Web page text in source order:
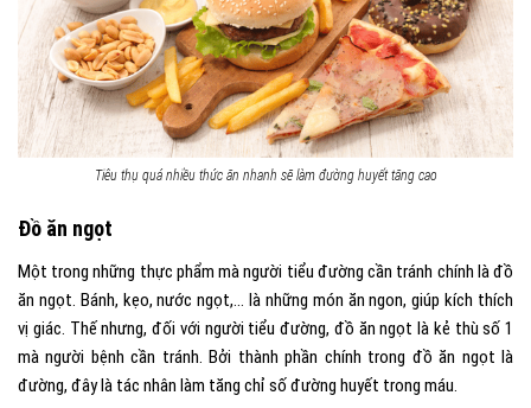
Tiêu thụ quá nhiều thức ăn nhanh sẽ làm đường huyết tăng cao
Đồ ăn ngọt
Một trong những thực phẩm mà người tiểu đường cần tránh chính là đồ
ăn ngọt. Bánh, kẹo, nước ngọt,… là những món ăn ngon, giúp kích thích
vị giác. Thế nhưng, đối với người tiểu đường, đồ ăn ngọt là kẻ thù số 1
mà người bệnh cần tránh. Bởi thành phần chính trong đồ ăn ngọt là
đường, đây là tác nhân làm tăng chỉ số đường huyết trong máu.